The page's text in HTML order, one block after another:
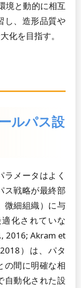
境と動的に相互
し、造形品質や
化を目指す。
ルパス設
メータはよく
ス戦略が最終部
微細組織）に与
化されていな
2016; Akram et
）は、パタ
の間に明確な相
自動化された設